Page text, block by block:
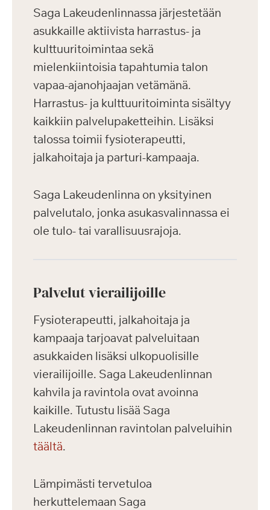
Saga Lakeudenlinnassa järjestetään
asukkaille aktiivista harrastus- ja
kulttuuritoimintaa sekä
mielenkiintoisia tapahtumia talon
vapaa-ajanohjaajan vetämänä.
Harrastus- ja kulttuuritoiminta sisältyy
kaikkiin palvelupaketteihin. Lisäksi
talossa toimii fysioterapeutti,
jalkahoitaja ja parturi-kampaaja.
Saga Lakeudenlinna on yksityinen
palvelutalo, jonka asukasvalinnassa ei
ole tulo- tai varallisuusrajoja.
Palvelut vierailijoille
Fysioterapeutti, jalkahoitaja ja
kampaaja tarjoavat palveluitaan
asukkaiden lisäksi ulkopuolisille
vierailijoille. Saga Lakeudenlinnan
kahvila ja ravintola ovat avoinna
kaikille. Tutustu lisää Saga
Lakeudenlinnan ravintolan palveluihin
täältä.
Lämpimästi tervetuloa
herkuttelemaan Saga